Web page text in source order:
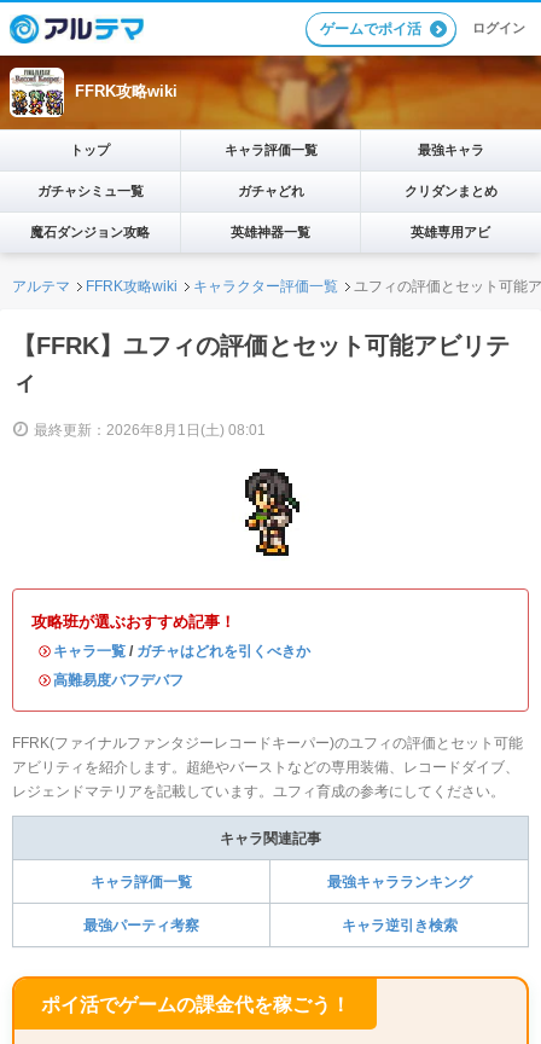
ゲームでポイ活 ログイン
FFRK攻略wiki
トップ キャラ評価一覧 最強キャラ
ガチャシミュ一覧 ガチャどれ クリダンまとめ
魔石ダンジョン攻略 英雄神器一覧 英雄専用アビ
アルテマ FFRK攻略wiki キャラクター評価一覧 ユフィの評価とセット可能
【FFRK】ユフィの評価とセット可能アビリテ
ィ
最終更新：2026年8月1日(土) 08:01
攻略班が選ぶおすすめ記事！
・ キャラ一覧 / ガチャはどれを引くべきか
・高難易度バフデバフ
FFRK(ファイナルファンタジーレコードキーパー)のユフィの評価とセット可能
アビリティを紹介します。超絶やバーストなどの専用装備、レコードダイブ、
レジェンドマテリアを記載しています。ユフィ育成の参考にしてください。
キャラ関連記事
キャラ評価一覧 最強キャラランキング
最強パーティ考察 キャラ逆引き検索
ポイ活でゲームの課金代を稼ごう！